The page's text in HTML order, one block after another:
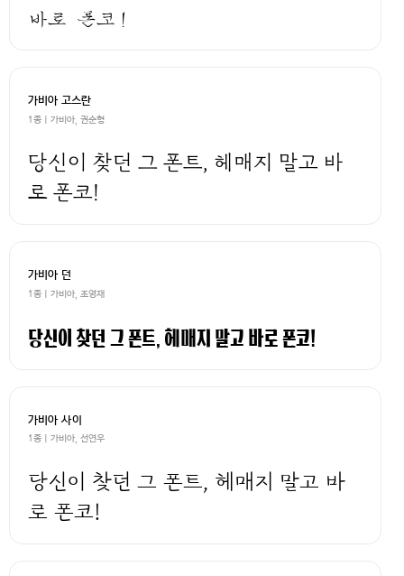
바로 폰코!
가비아 고스란
1종 | 가비아, 권순형
당신이 찾던 그 폰트, 헤매지 말고 바
로 폰코!
가비아 던
1종 | 가비아, 조영재
당신이 찾던 그 폰트, 헤매지 말고 바로 폰코!
가비아 사이
1종 | 가비아, 선연우
당신이 찾던 그 폰트, 헤매지 말고 바
로 폰코!